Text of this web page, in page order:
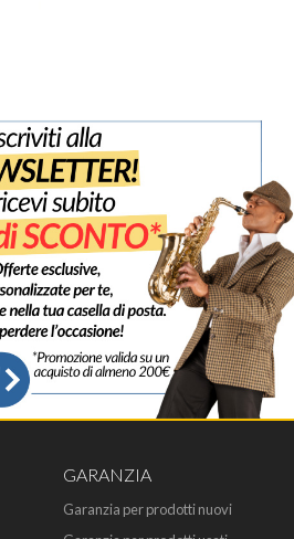
GARANZIA
Garanzia per prodotti nuovi